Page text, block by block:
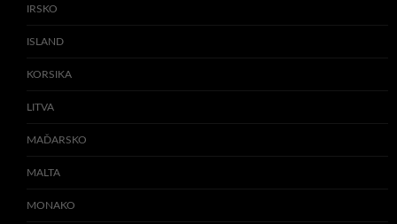
IRSKO
ISLAND
KORSIKA
LITVA
MAĎARSKO
MALTA
MONAKO